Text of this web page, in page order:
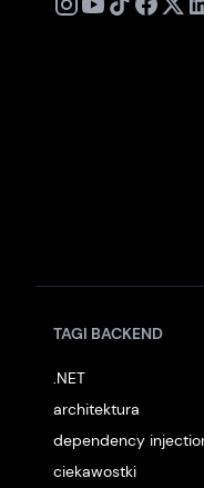
X
TAGI BACKEND
.NET
architektura
dependency
ciekawostki